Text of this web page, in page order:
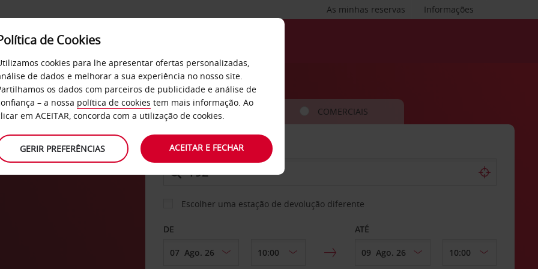
Informações
As minhas reservas
SERVIÇOS EMPRESAS
CARRO COMERCIAIS
LEVANTAR EM
Escolher uma estação de devolução diferente
DE ATÉ
de Cookies
cookies para lhe apresentar ofertas personalizadas,
de dados e melhorar a sua experiência no nosso site.
os dados com parceiros de publicidade e análise de
– a nossa política de cookies tem mais informação. Ao
em ACEITAR, concorda com a utilização de cookies.
GERIR PREFERÊNCIAS ACEITAR E FECHAR